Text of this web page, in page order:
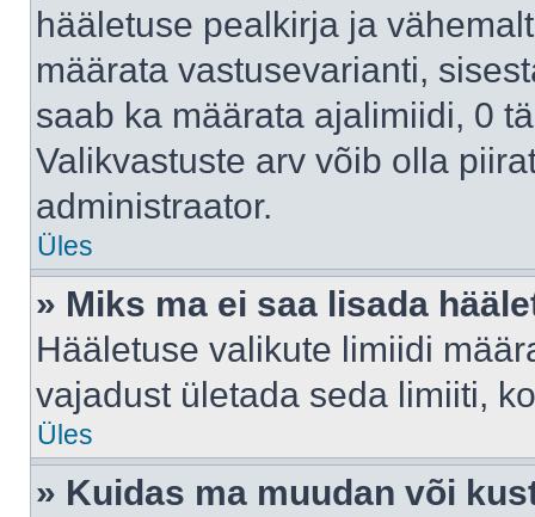
hääletuse pealkirja ja
määrata vastusevarianti,
saab ka määrata ajalimiidi, 0
Valikvastuste arv võib olla
administraator.
Üles
» Miks ma ei saa lisada
Hääletuse valikute limiidi
vajadust ületada seda limiiti,
Üles
» Kuidas ma muudan või